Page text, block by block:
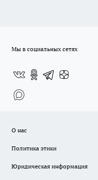
Мы в социальных сетях
О нас
Политика этики
Юридическая информация